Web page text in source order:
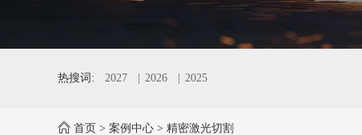
热搜词: 2027 2026 2025
首页 > 案例中心 > 精密激光切割